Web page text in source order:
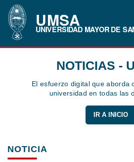
UMSA
UNIVERSIDAD MAYOR DE
NOTICIAS -
El esfuerzo digital que aborda
universidad en todas las
IR A INICIO
NOTICIA